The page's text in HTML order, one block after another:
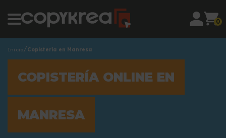
0
Inicio Copistería en Manresa
COPISTERÍA ONLINE EN
MANRESA